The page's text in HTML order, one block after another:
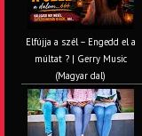
Elfújja a szél – Engedd el a
múltat ? | Gerry Music
(Magyar dal)